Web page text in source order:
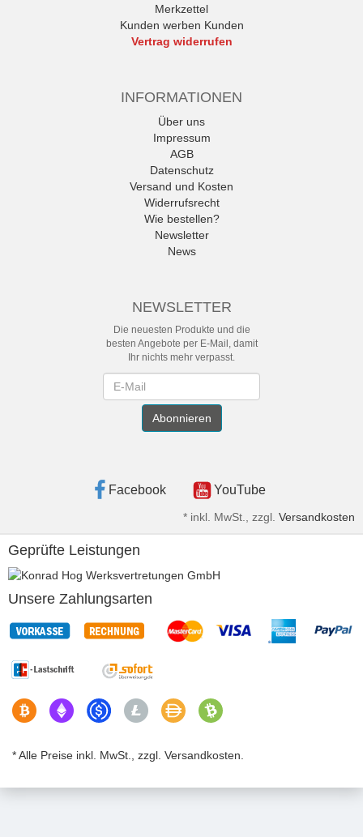
Merkzettel
Kunden werben Kunden
Vertrag widerrufen
INFORMATIONEN
Über uns
Impressum
AGB
Datenschutz
Versand und Kosten
Widerrufsrecht
Wie bestellen?
Newsletter
News
NEWSLETTER
Die neuesten Produkte und die
besten Angebote per E-Mail, damit
Ihr nichts mehr verpasst.
Abonnieren
Facebook YouTube
* inkl. MwSt., zzgl. Versandkosten
Geprüfte Leistungen
Unsere Zahlungsarten
* Alle Preise inkl. MwSt., zzgl. Versandkosten.